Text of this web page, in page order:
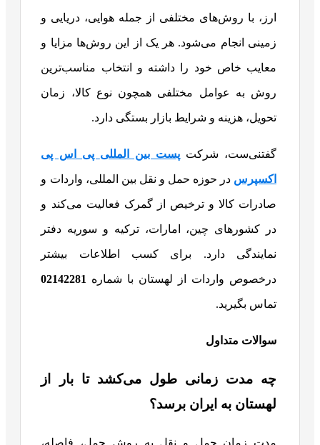
ارز، با روش‌های مختلفی از جمله هوایی، دریایی و
زمینی انجام می‌شود. هر یک از این روش‌ها مزایا و
معایب خاص خود را داشته و انتخاب مناسب‌ترین
روش به عوامل مختلفی همچون نوع کالا، زمان
تحویل، هزینه و شرایط بازار بستگی دارد.
گفتنی‌ست، شرکتپست بین المللی پی اس پی
اکسپرس در حوزه حمل و نقل بین المللی، واردات و
صادرات کالا و ترخیص از گمرک فعالیت می‌کند و
در کشورهای چین، امارات، ترکیه و سوریه دفتر
نمایندگی دارد. برای کسب اطلاعات بیشتر
درخصوص واردات از لهستان با شماره 02142281
تماس بگیرید.
سوالات متداول
چه مدت زمانی طول می‌کشد تا بار از
لهستان به ایران برسد؟
مدت زمان حمل و نقل به روش حمل، فاصله،